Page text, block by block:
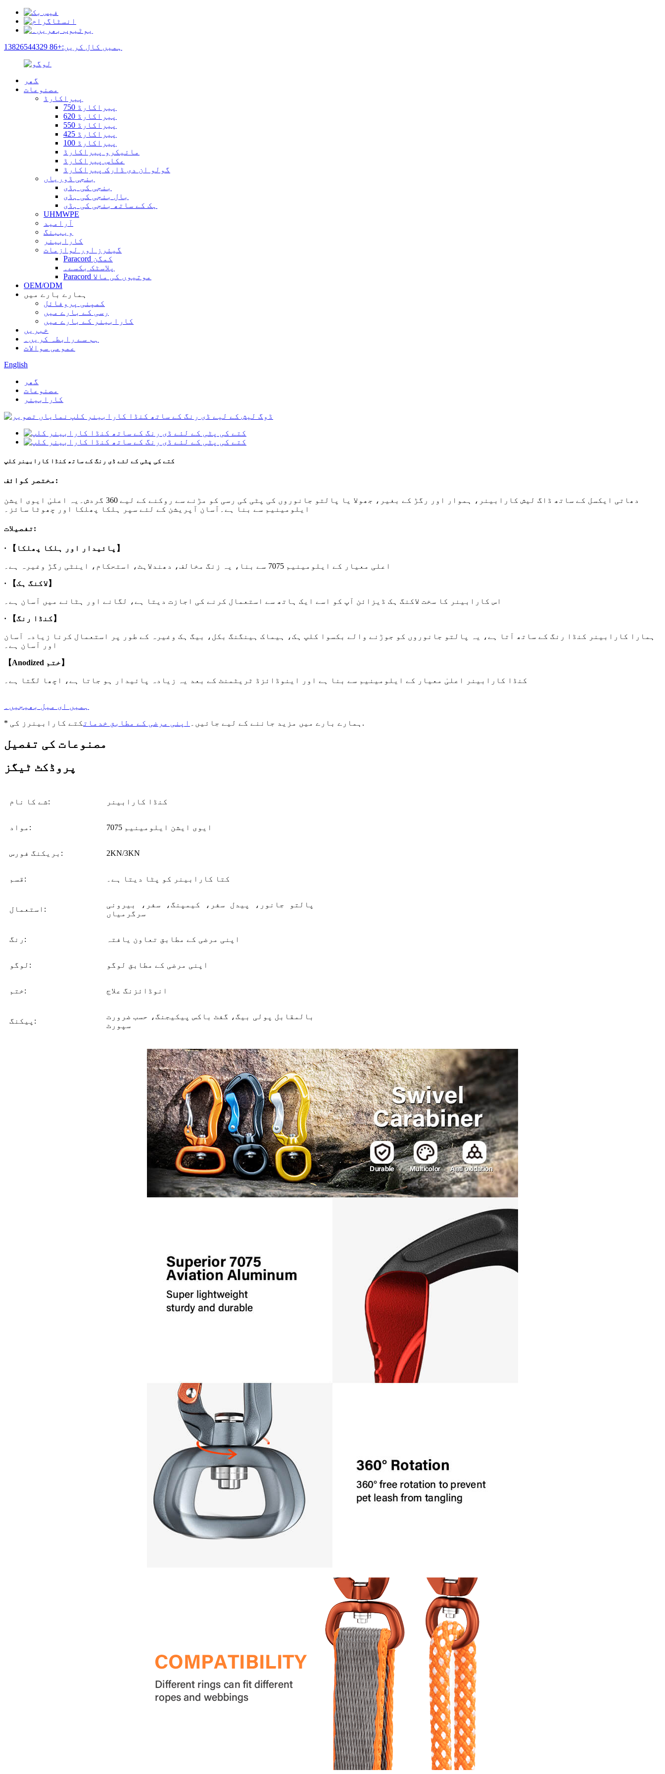
ہمیں کال کریں:+86 13826544329
گھر
مصنوعات
پیراکارڈ
پیراکارڈ 750
پیراکارڈ 620
پیراکارڈ 550
پیراکارڈ 425
پیراکارڈ 100
مائیکرو پیراکارڈ
عکاس پیراکارڈ
گولو ان دی ڈارک پیراکارڈ
بنجی ڈوریاں
بنجی کی ہڈی
بال بنجی کی ہڈی
ہک کے ساتھ بنجی کی ہڈی
UHMWPE
آرامید
ویببنگ
کارابینر
گیئرز اور لوازمات
Paracord کمگن
پلاسٹک بکسے۔
Paracord موتیوں کی مالا
OEM/ODM
ہمارے بارے میں
کمپنی پروفائل
رسی کے بارے میں
کارابینر کے بارے میں
خبریں
ہم سے رابطہ کریں۔
عمومی سوالات
English
گھر
مصنوعات
کارابینر
کتے کی پٹی کے لئے ڈی رنگ کے ساتھ کنڈا کارابینر کلپ
مختصر کوائف:
دھاتی ایکسل کے ساتھ ڈاگ لیش کارابینر، ہموار اور رگڑ کے بغیر، جھولا یا پالتو جانوروں کی پٹی کی رسی کو مڑنے سے روکنے کے لیے 360 گردش۔یہ اعلیٰ ایوی ایشن
ایلومینیم سے بنا ہے۔آسان آپریشن کے لئے سپر ہلکا پھلکا اور چھوٹا سائز۔
تفصیلات:
· 【پائیدار اور ہلکا پھلکا】
اعلی معیار کے ایلومینیم 7075 سے بنا، یہ زنگ مخالف، دھندلاہٹ، استحکام، اینٹی رگڑ وغیرہ ہے۔
· 【لاکنگ ہک】
اس کارابینر کا سخت لاکنگ ہک ڈیزائن آپ کو اسے ایک ہاتھ سے استعمال کرنے کی اجازت دیتا ہے، لگانے اور ہٹانے میں آسان ہے۔
· 【کنڈا رنگ】
ہمارا کارابینر کنڈا رنگ کے ساتھ آتا ہے، یہ پالتو جانوروں کو جوڑنے والے بکسوا کلپ ہک، ہیماک ہینگنگ بکل، بیگ ہک وغیرہ کے طور پر استعمال کرنا زیادہ آسان
اور آسان ہے۔
【Anodized ختم】
کنڈا کارابینر اعلیٰ معیار کے ایلومینیم سے بنا ہے اور اینوڈائزڈ ٹریٹمنٹ کے بعد یہ زیادہ پائیدار ہو جاتا ہے، اچھا لگتا ہے۔
ہمیں ای میل بھیجیں۔
* ہمارے بارے میں مزید جاننے کے لیے جائیں۔
اپنی مرضی کے مطابق خدمات کتے کارابینرز کی.
مصنوعات کی تفصیل
پروڈکٹ ٹیگز
شے کا نام: کنڈا کارابینر
مواد: 7075 ایوی ایشن ایلومینیم
بریکنگ فورس: 2KN/3KN
قسم: کتا کارابینر کو پٹا دیتا ہے۔
استعمال:
پالتو جانور، پیدل سفر، کیمپنگ، سفر، بیرونی
سرگرمیاں
رنگ: اپنی مرضی کے مطابق تعاون یافتہ
لوگو: اپنی مرضی کے مطابق لوگو
ختم: انوڈائزنگ علاج
پیکنگ:
بالمقابل پولی بیگ، گفٹ باکس پیکیجنگ، حسب ضرورت
سپورٹ